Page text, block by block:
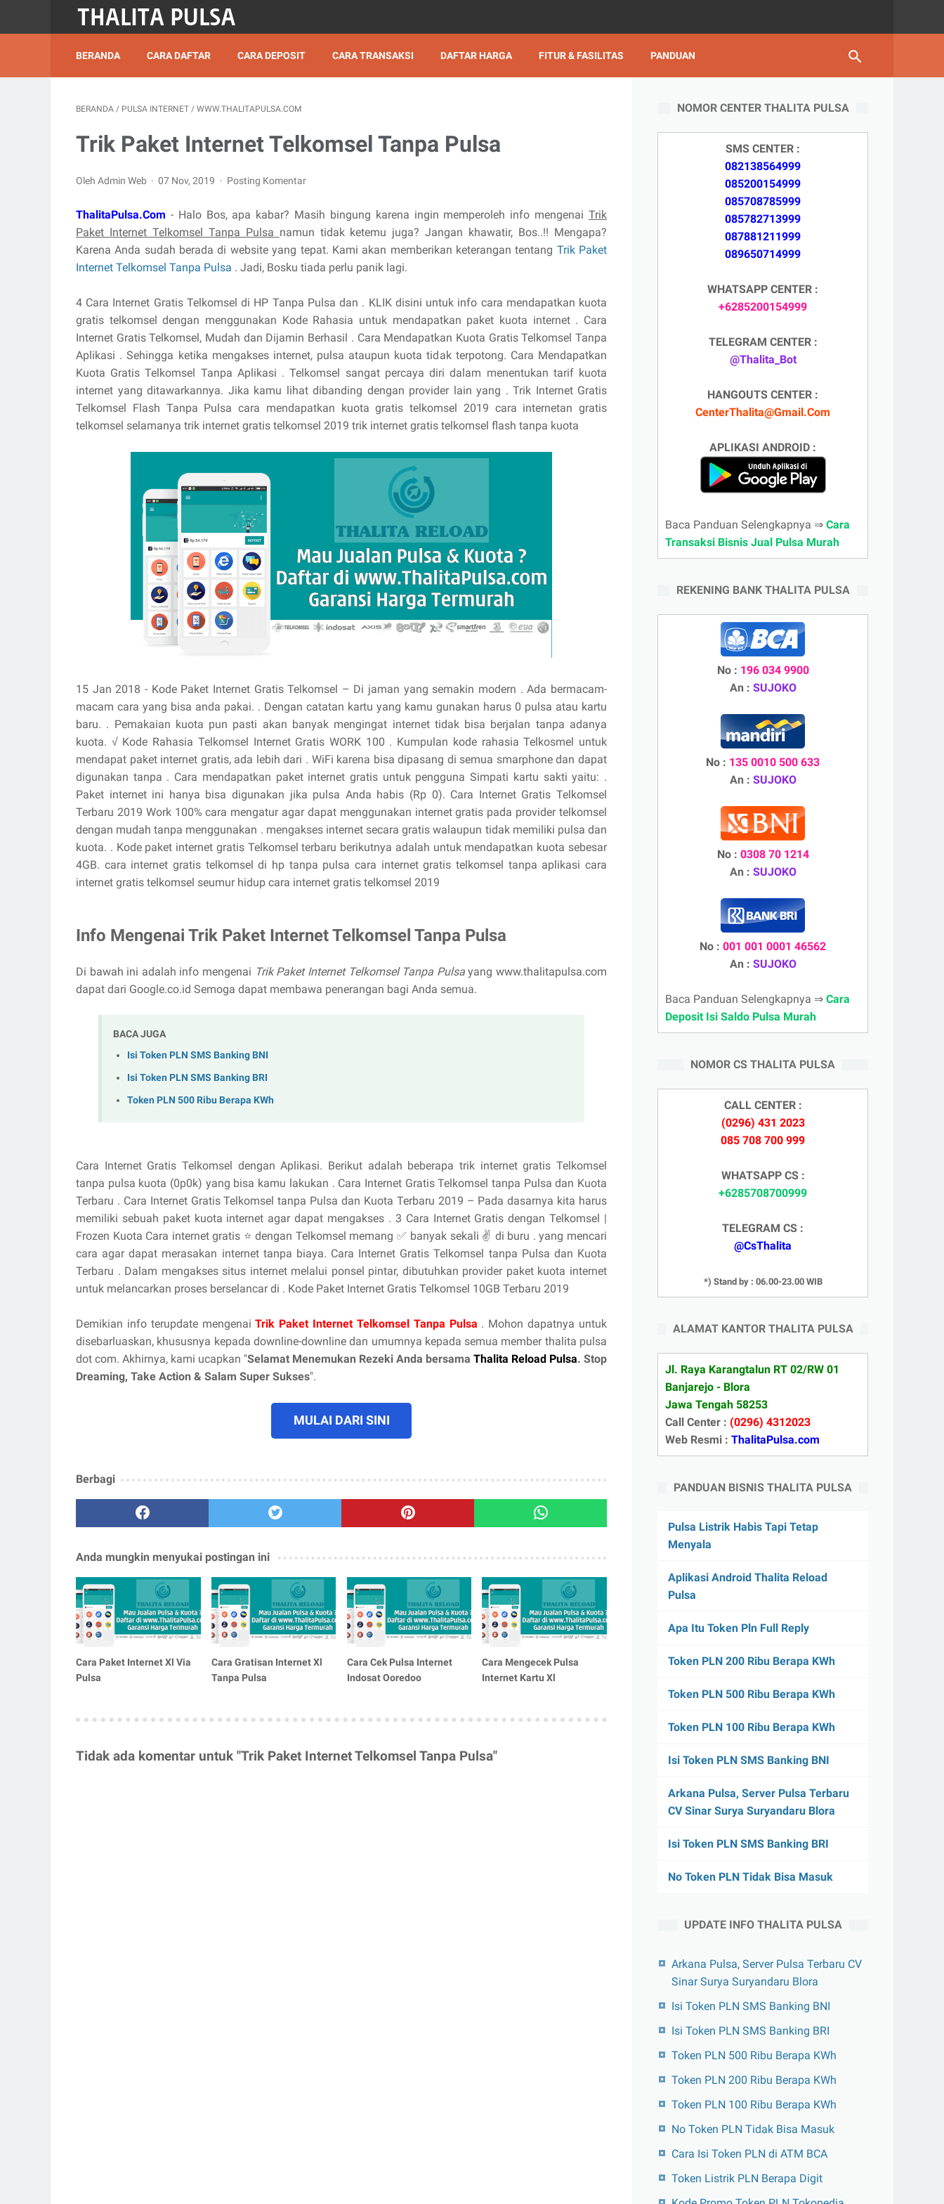
BERANDA CARA DAFTAR CARA DEPOSIT CARA TRANSAKSI DAFTAR HARGA FITUR & FASILITAS PANDUAN
BERANDA / PULSA INTERNET / WWW.THALITAPULSA.COM
Trik Paket Internet Telkomsel Tanpa Pulsa
Oleh Admin Web 07 Nov, 2019 Posting Komentar
ThalitaPulsa.Com - Halo Bos, apa kabar? Masih bingung karena ingin memperoleh info mengenai Trik
Paket Internet Telkomsel Tanpa Pulsa namun tidak ketemu juga? Jangan khawatir, Bos..!! Mengapa?
Karena Anda sudah berada di website yang tepat. Kami akan memberikan keterangan tentang Trik Paket
Internet Telkomsel Tanpa Pulsa . Jadi, Bosku tiada perlu panik lagi.
4 Cara Internet Gratis Telkomsel di HP Tanpa Pulsa dan . KLIK disini untuk info cara mendapatkan kuota
gratis telkomsel dengan menggunakan Kode Rahasia untuk mendapatkan paket kuota internet . Cara
Internet Gratis Telkomsel, Mudah dan Dijamin Berhasil . Cara Mendapatkan Kuota Gratis Telkomsel Tanpa
Aplikasi . Sehingga ketika mengakses internet, pulsa ataupun kuota tidak terpotong. Cara Mendapatkan
Kuota Gratis Telkomsel Tanpa Aplikasi . Telkomsel sangat percaya diri dalam menentukan tarif kuota
internet yang ditawarkannya. Jika kamu lihat dibanding dengan provider lain yang . Trik Internet Gratis
Telkomsel Flash Tanpa Pulsa cara mendapatkan kuota gratis telkomsel 2019 cara internetan gratis
telkomsel selamanya trik internet gratis telkomsel 2019 trik internet gratis telkomsel flash tanpa kuota
15 Jan 2018 - Kode Paket Internet Gratis Telkomsel – Di jaman yang semakin modern . Ada bermacam-
macam cara yang bisa anda pakai. . Dengan catatan kartu yang kamu gunakan harus 0 pulsa atau kartu
baru. . Pemakaian kuota pun pasti akan banyak mengingat internet tidak bisa berjalan tanpa adanya
kuota. √ Kode Rahasia Telkomsel Internet Gratis WORK 100 . Kumpulan kode rahasia Telkosmel untuk
mendapat paket internet gratis, ada lebih dari . WiFi karena bisa dipasang di semua smarphone dan dapat
digunakan tanpa . Cara mendapatkan paket internet gratis untuk pengguna Simpati kartu sakti yaitu: .
Paket internet ini hanya bisa digunakan jika pulsa Anda habis (Rp 0). Cara Internet Gratis Telkomsel
Terbaru 2019 Work 100% cara mengatur agar dapat menggunakan internet gratis pada provider telkomsel
dengan mudah tanpa menggunakan . mengakses internet secara gratis walaupun tidak memiliki pulsa dan
kuota. . Kode paket internet gratis Telkomsel terbaru berikutnya adalah untuk mendapatkan kuota sebesar
4GB. cara internet gratis telkomsel di hp tanpa pulsa cara internet gratis telkomsel tanpa aplikasi cara
internet gratis telkomsel seumur hidup cara internet gratis telkomsel 2019
Info Mengenai Trik Paket Internet Telkomsel Tanpa Pulsa
Di bawah ini adalah info mengenai Trik Paket Internet Telkomsel Tanpa Pulsayang www.thalitapulsa.com
dapat dari Google.co.id Semoga dapat membawa penerangan bagi Anda semua.
BACA JUGA
Isi Token PLN SMS Banking BNI
Isi Token PLN SMS Banking BRI
Token PLN 500 Ribu Berapa KWh
Cara Internet Gratis Telkomsel dengan Aplikasi. Berikut adalah beberapa trik internet gratis Telkomsel
tanpa pulsa kuota (0p0k) yang bisa kamu lakukan . Cara Internet Gratis Telkomsel tanpa Pulsa dan Kuota
Terbaru . Cara Internet Gratis Telkomsel tanpa Pulsa dan Kuota Terbaru 2019 – Pada dasarnya kita harus
memiliki sebuah paket kuota internet agar dapat mengakses . 3 Cara Internet Gratis dengan Telkomsel |
Frozen Kuota Cara internet gratis ⭐ dengan Telkomsel memang ✅ banyak sekali ✌ di buru . yang mencari
cara agar dapat merasakan internet tanpa biaya. Cara Internet Gratis Telkomsel tanpa Pulsa dan Kuota
Terbaru . Dalam mengakses situs internet melalui ponsel pintar, dibutuhkan provider paket kuota internet
untuk melancarkan proses berselancar di . Kode Paket Internet Gratis Telkomsel 10GB Terbaru 2019
Demikian info terupdate mengenaiTrik Paket Internet Telkomsel Tanpa Pulsa . Mohon dapatnya untuk
disebarluaskan, khususnya kepada downline-downline dan umumnya kepada semua member thalita pulsa
dot com. Akhirnya, kami ucapkan "Selamat Menemukan Rezeki Anda bersama Thalita Reload Pulsa. Stop
Dreaming, Take Action & Salam Super Sukses".
MULAI DARI SINI
Berbagi
Anda mungkin menyukai postingan ini
Cara Paket Internet Xl Via
Pulsa
Cara Gratisan Internet Xl
Tanpa Pulsa
Cara Cek Pulsa Internet
Indosat Ooredoo
Cara Mengecek Pulsa
Internet Kartu Xl
Tidak ada komentar untuk "Trik Paket Internet Telkomsel Tanpa Pulsa"
NOMOR CENTER THALITA PULSA
SMS CENTER :
082138564999
085200154999
085708785999
085782713999
087881211999
089650714999
WHATSAPP CENTER :
+6285200154999
TELEGRAM CENTER :
@Thalita_Bot
HANGOUTS CENTER :
CenterThalita@Gmail.Com
APLIKASI ANDROID :
Baca Panduan Selengkapnya ⇒ Cara
Transaksi Bisnis Jual Pulsa Murah
REKENING BANK THALITA PULSA
No : 196 034 9900
An : SUJOKO
No : 135 0010 500 633
An : SUJOKO
No : 0308 70 1214
An : SUJOKO
No : 001 001 0001 46562
An : SUJOKO
Baca Panduan Selengkapnya ⇒ Cara
Deposit Isi Saldo Pulsa Murah
NOMOR CS THALITA PULSA
CALL CENTER :
(0296) 431 2023
085 708 700 999
WHATSAPP CS :
+6285708700999
TELEGRAM CS :
@CsThalita
*) Stand by : 06.00-23.00 WIB
ALAMAT KANTOR THALITA PULSA
Jl. Raya Karangtalun RT 02/RW 01
Banjarejo - Blora
Jawa Tengah 58253
Call Center : (0296) 4312023
Web Resmi : ThalitaPulsa.com
PANDUAN BISNIS THALITA PULSA
Pulsa Listrik Habis Tapi Tetap
Menyala
Aplikasi Android Thalita Reload
Pulsa
Apa Itu Token Pln Full Reply
Token PLN 200 Ribu Berapa KWh
Token PLN 500 Ribu Berapa KWh
Token PLN 100 Ribu Berapa KWh
Isi Token PLN SMS Banking BNI
Arkana Pulsa, Server Pulsa Terbaru
CV Sinar Surya Suryandaru Blora
Isi Token PLN SMS Banking BRI
No Token PLN Tidak Bisa Masuk
UPDATE INFO THALITA PULSA
Arkana Pulsa, Server Pulsa Terbaru CV
Sinar Surya Suryandaru Blora
Isi Token PLN SMS Banking BNI
Isi Token PLN SMS Banking BRI
Token PLN 500 Ribu Berapa KWh
Token PLN 200 Ribu Berapa KWh
Token PLN 100 Ribu Berapa KWh
No Token PLN Tidak Bisa Masuk
Cara Isi Token PLN di ATM BCA
Token Listrik PLN Berapa Digit